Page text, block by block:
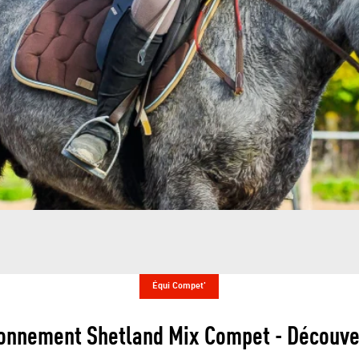
Équi Compet'
Shetland Mix Compet -